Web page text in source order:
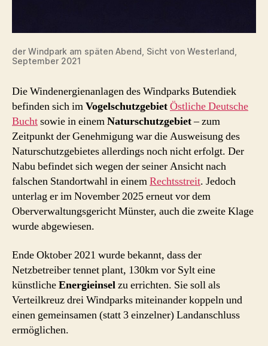
der Windpark am späten Abend, Sicht von Westerland,
September 2021
Die Windenergienanlagen des Windparks Butendiek
befinden sich imVogelschutzgebietÖstliche Deutsche
Buchtsowie in einemNaturschutzgebiet– zum
Zeitpunkt der Genehmigung war die Ausweisung des
Naturschutzgebietes allerdings noch nicht erfolgt. Der
Nabu befindet sich wegen der seiner Ansicht nach
falschen Standortwahl in einemRechtsstreit. Jedoch
unterlag er im November 2025 erneut vor dem
Oberverwaltungsgericht Münster, auch die zweite Klage
wurde abgewiesen.
Ende Oktober 2021 wurde bekannt, dass der
Netzbetreiber tennet plant, 130km vor Sylt eine
künstlicheEnergieinselzu errichten. Sie soll als
Verteilkreuz drei Windparks miteinander koppeln und
einen gemeinsamen (statt 3 einzelner) Landanschluss
ermöglichen.